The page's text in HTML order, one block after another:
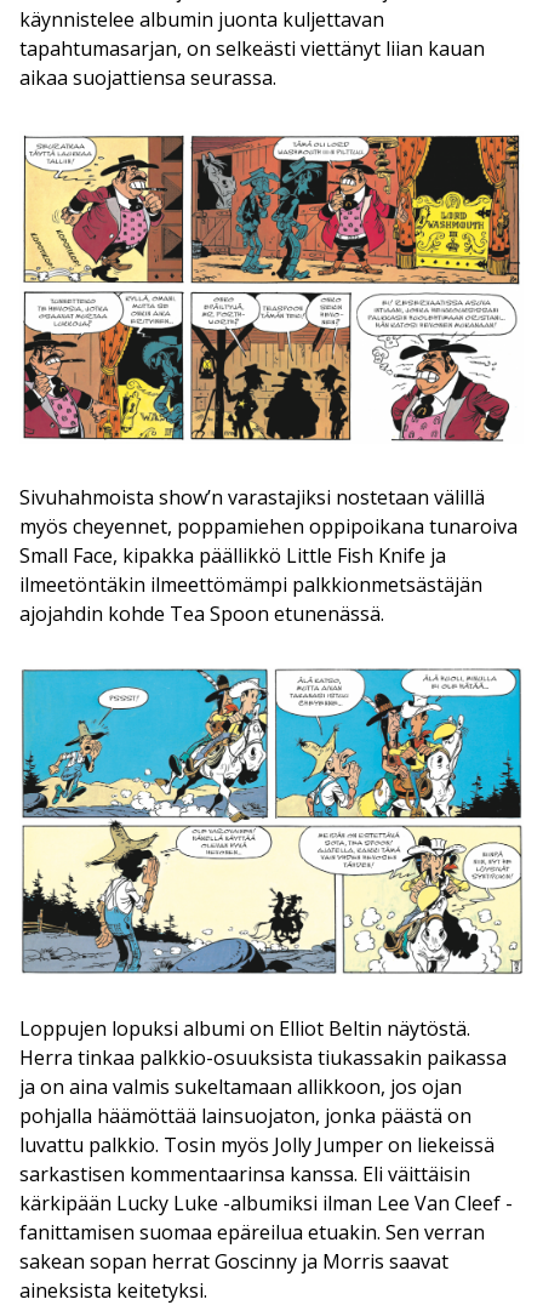
käynnistelee albumin juonta kuljettavan
tapahtumasarjan, on selkeästi viettänyt liian kauan
aikaa suojattiensa seurassa.
Sivuhahmoista show’n varastajiksi nostetaan välillä
myös cheyennet, poppamiehen oppipoikana tunaroiva
Small Face, kipakka päällikkö Little Fish Knife ja
ilmeetöntäkin ilmeettömämpi palkkionmetsästäjän
ajojahdin kohde Tea Spoon etunenässä.
Loppujen lopuksi albumi on Elliot Beltin näytöstä.
Herra tinkaa palkkio-osuuksista tiukassakin paikassa
ja on aina valmis sukeltamaan allikkoon, jos ojan
pohjalla häämöttää lainsuojaton, jonka päästä on
luvattu palkkio. Tosin myös Jolly Jumper on liekeissä
sarkastisen kommentaarinsa kanssa. Eli väittäisin
kärkipään Lucky Luke -albumiksi ilman Lee Van Cleef -
fanittamisen suomaa epäreilua etuakin. Sen verran
sakean sopan herrat Goscinny ja Morris saavat
aineksista keitetyksi.